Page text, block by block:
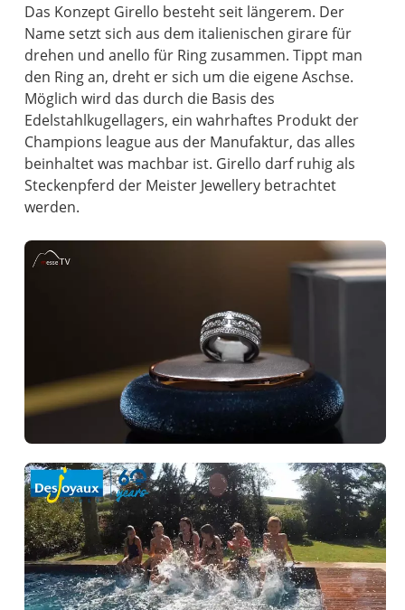
Das Konzept Girello besteht seit längerem. Der
Name setzt sich aus dem italienischen girare für
drehen und anello für Ring zusammen. Tippt man
den Ring an, dreht er sich um die eigene Aschse.
Möglich wird das durch die Basis des
Edelstahlkugellagers, ein wahrhaftes Produkt der
Champions league aus der Manufaktur, das alles
beinhaltet was machbar ist. Girello darf ruhig als
Steckenpferd der Meister Jewellery betrachtet
werden.